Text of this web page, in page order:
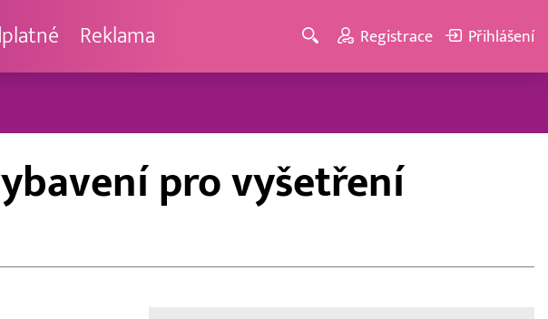
Reklama Registrace Přihlášení
pro vyšetření